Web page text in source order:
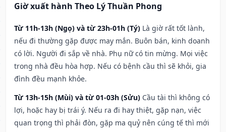
Giờ xuất hành Theo Lý Thuần Phong
Từ 11h-13h (Ngọ) và từ 23h-01h (Tý) Là giờ rất tốt lành,
nếu đi thường gặp được may mắn. Buôn bán, kinh doanh
có lời. Người đi sắp về nhà. Phụ nữ có tin mừng. Mọi việc
trong nhà đều hòa hợp. Nếu có bệnh cầu thì sẽ khỏi, gia
đình đều mạnh khỏe.
Từ 13h-15h (Mùi) và từ 01-03h (Sửu) Cầu tài thì không có
lợi, hoặc hay bị trái ý. Nếu ra đi hay thiệt, gặp nạn, việc
quan trọng thì phải đòn, gặp ma quỷ nên cúng tế thì mới